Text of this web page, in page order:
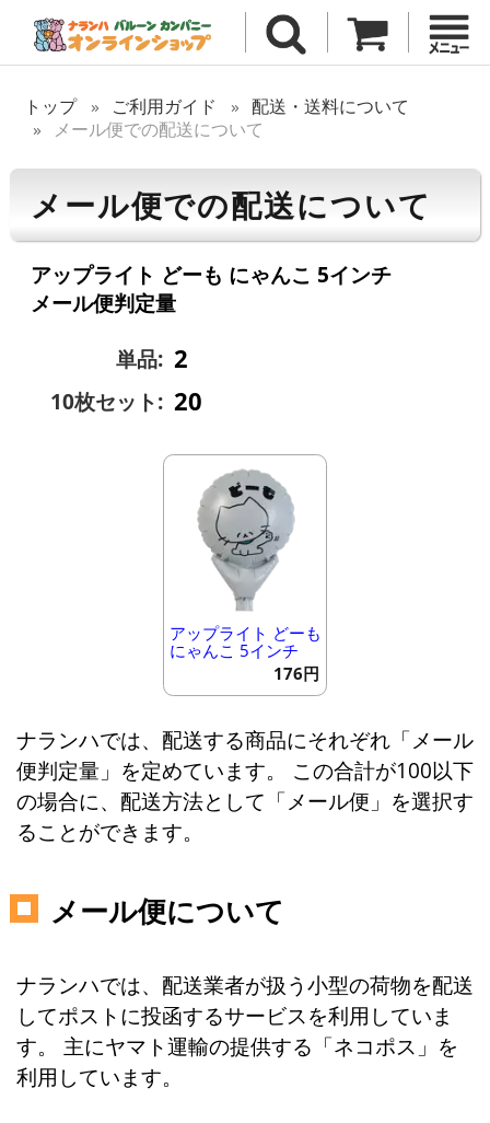
トップ ご利用ガイド
配送・送料について
メール便での配送について
メール便での配送について
アップライト どーも にゃんこ 5インチ
メール便判定量
単品: 2
10枚セット: 20
アップライト どーも
にゃんこ 5インチ
176円
ナランハでは、配送する商品にそれぞれ「メール
便判定量」を定めています。 この合計が100以下
の場合に、配送方法として「メール便」を選択す
ることができます。
メール便について
ナランハでは、配送業者が扱う小型の荷物を配送
してポストに投函するサービスを利用していま
す。 主にヤマト運輸の提供する「ネコポス」を
利用しています。